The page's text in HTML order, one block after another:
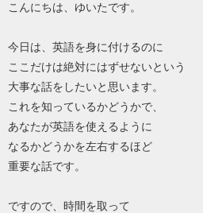
こんにちは、ゆいたです。
今日は、英語を身に付けるのに
ここだけは絶対にはずせないという
大事な話をしたいと思います。
これを知っているかどうかで、
あなたが英語を使えるように
なるかどうかを左右するほど
重要な話です。
ですので、時間を取って